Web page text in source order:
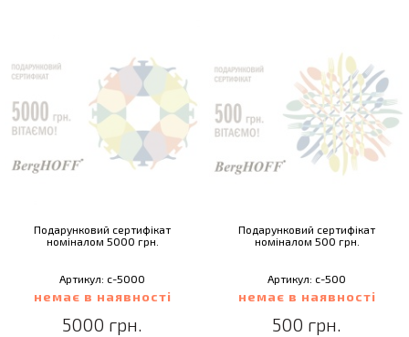
Подарунковий сертифікат
номіналом 5000 грн.
Артикул: c-5000
немає в наявності
5000 грн.
Подарунковий сертифікат
номіналом 500 грн.
Артикул: c-500
немає в наявності
500 грн.